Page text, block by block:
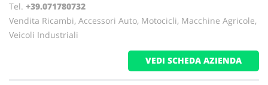
Tel. +39.071780732
Vendita Ricambi, Accessori Auto, Motocicli, Macchine Agricole,
Veicoli Industriali
VEDI SCHEDA AZIENDA